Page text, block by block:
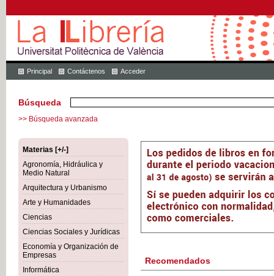
Principal Contáctenos Acceder
Búsqueda
>> Búsqueda avanzada
Materias [+/-]
Agronomía, Hidráulica y
Medio Natural
Arquitectura y Urbanismo
Arte y Humanidades
Ciencias
Ciencias Sociales y Jurídicas
Economía y Organización de
Empresas
Informática
Recomendados